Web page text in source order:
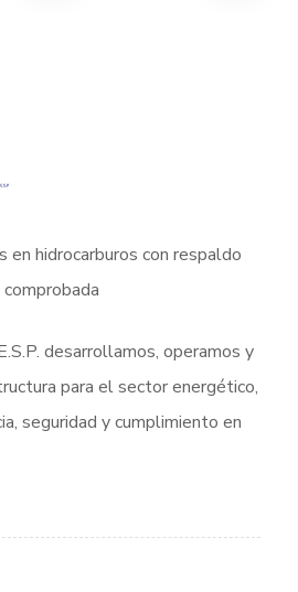
en hidrocarburos con respaldo
desarrollamos, operamos y
para el sector energético,
seguridad y cumplimiento en